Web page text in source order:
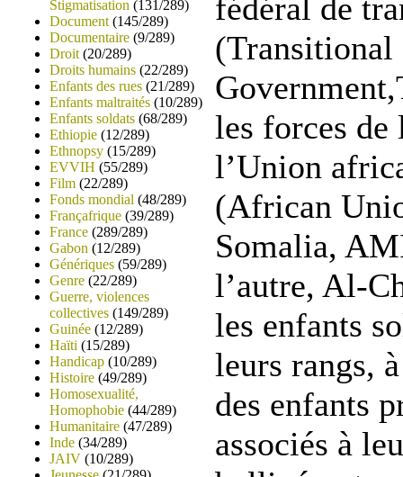
Stigmatisation (131/289)
Document (145/289)
Documentaire (9/289)
Droit (20/289)
Droits humains (22/289)
Enfants des rues (21/289)
Enfants maltraités (10/289)
Enfants soldats (68/289)
Ethiopie (12/289)
Ethnopsy (15/289)
EVVIH (55/289)
Film (22/289)
Fonds mondial (48/289)
Françafrique (39/289)
France (289/289)
Gabon (12/289)
Génériques (59/289)
Genre (22/289)
Guerre, violences
collectives (149/289)
Guinée (12/289)
Haïti (15/289)
Handicap (10/289)
Histoire (49/289)
Homosexualité,
Homophobie (44/289)
Humanitaire (47/289)
Inde (34/289)
JAIV (10/289)
fédéral de
(Transitional
les forces
l’Union
(African
Somalia,
l’autre, Al-
les enfants
leurs rangs,
des enfants
associés à